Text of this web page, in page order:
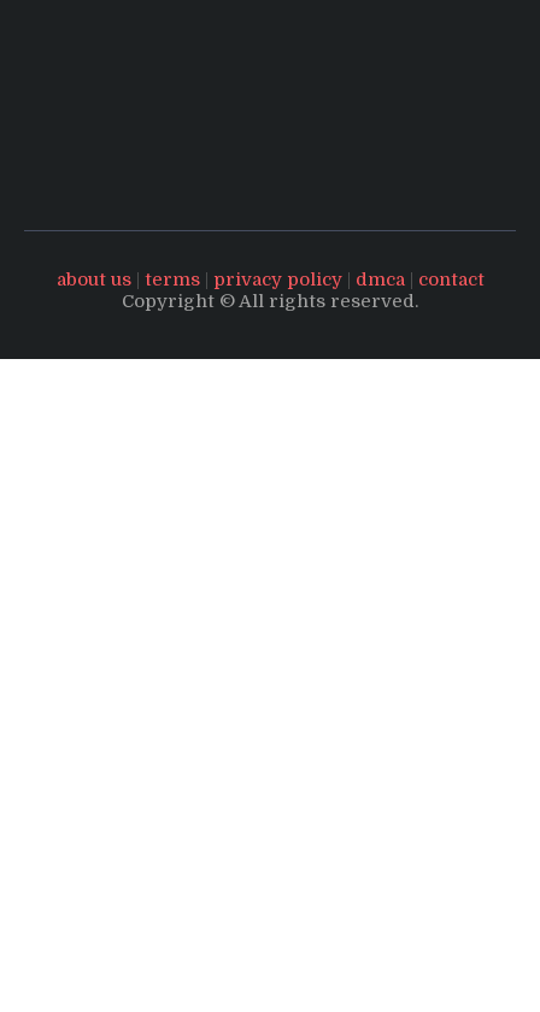
about us| terms| privacy policy| dmca| contact
Copyright © All rights reserved.